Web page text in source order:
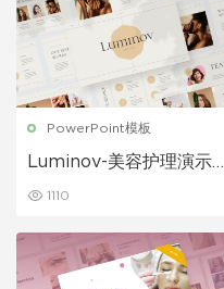
PowerPoint模板
Luminov-美容护理演示P
1110